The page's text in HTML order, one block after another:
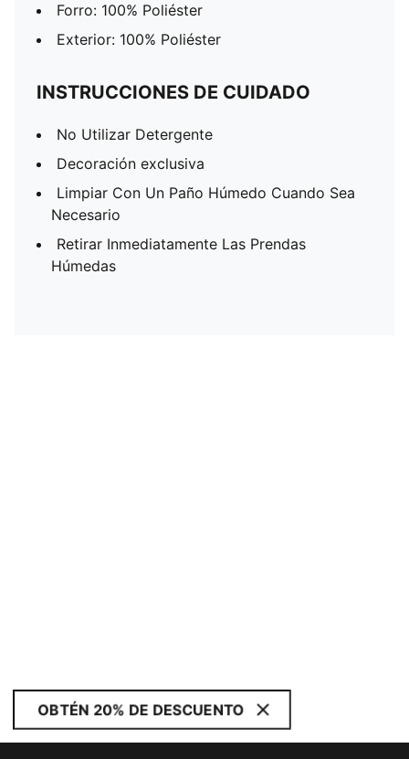
Forro: 100% Poliéster
Exterior: 100% Poliéster
INSTRUCCIONES DE CUIDADO
No Utilizar Detergente
Decoración exclusiva
Limpiar Con Un Paño Húmedo Cuando Sea
Necesario
Retirar Inmediatamente Las Prendas
Húmedas
OBTÉN 20% DE DESCUENTO